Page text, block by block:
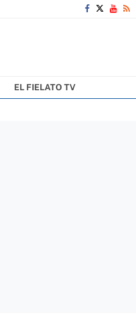
EL FIELATO TV